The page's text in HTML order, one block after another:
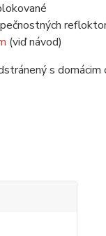
(viď návod)
s